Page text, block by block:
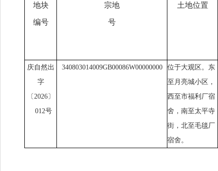
地块
编号
宗地
号
土地位置
庆自然出
字
〔2026〕
012号
340803014009GB00086W00000000
位于大观区。东
至月亮城小区，
西至市福利厂宿
舍，南至太平寺
街，北至毛毯厂
宿舍。